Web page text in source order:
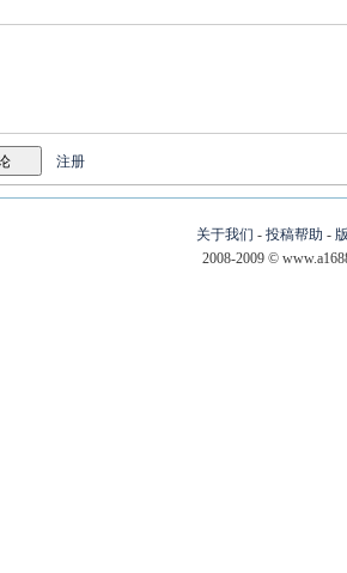
注册
关于我们 - 投稿帮助 -
2008-2009 ©